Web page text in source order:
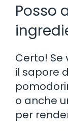
Posso
Certo! Se
il sapore
o anche
per